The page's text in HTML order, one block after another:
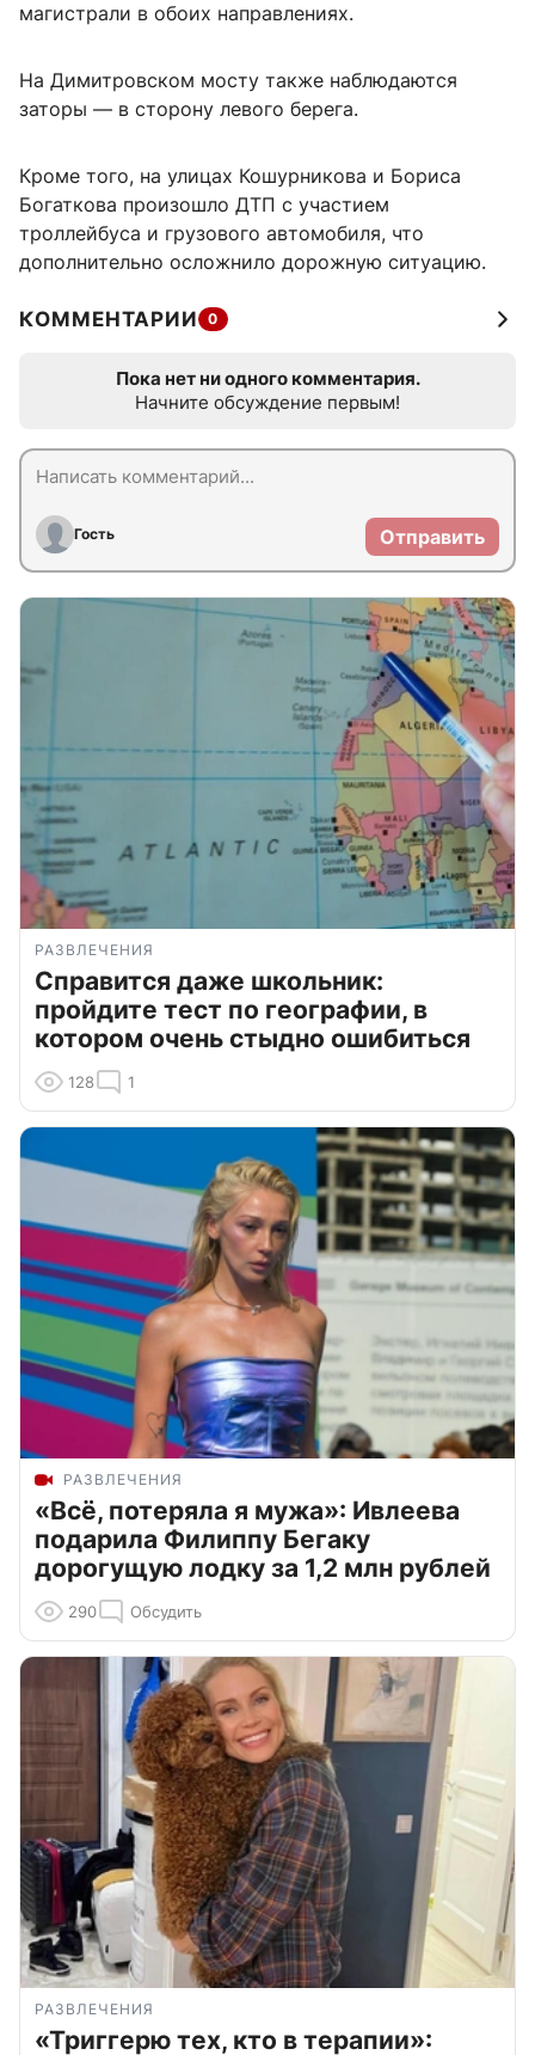
магистрали в обоих направлениях.
На Димитровском мосту также наблюдаются
заторы — в сторону левого берега.
Кроме того, на улицах Кошурникова и Бориса
Богаткова произошло ДТП с участием
троллейбуса и грузового автомобиля, что
дополнительно осложнило дорожную ситуацию.
КОММЕНТАРИИ 0
Пока нет ни одного комментария.
Начните обсуждение первым!
Гость Отправить
РАЗВЛЕЧЕНИЯ
Справится даже школьник:
пройдите тест по географии, в
котором очень стыдно ошибиться
128 1
РАЗВЛЕЧЕНИЯ
«Всё, потеряла я мужа»: Ивлеева
подарила Филиппу Бегаку
дорогущую лодку за 1,2 млн рублей
290 Обсудить
РАЗВЛЕЧЕНИЯ
«Триггерю тех, кто в терапии»: